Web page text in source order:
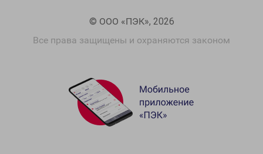
© ООО «ПЭК», 2026
Все права защищены и охраняются законом